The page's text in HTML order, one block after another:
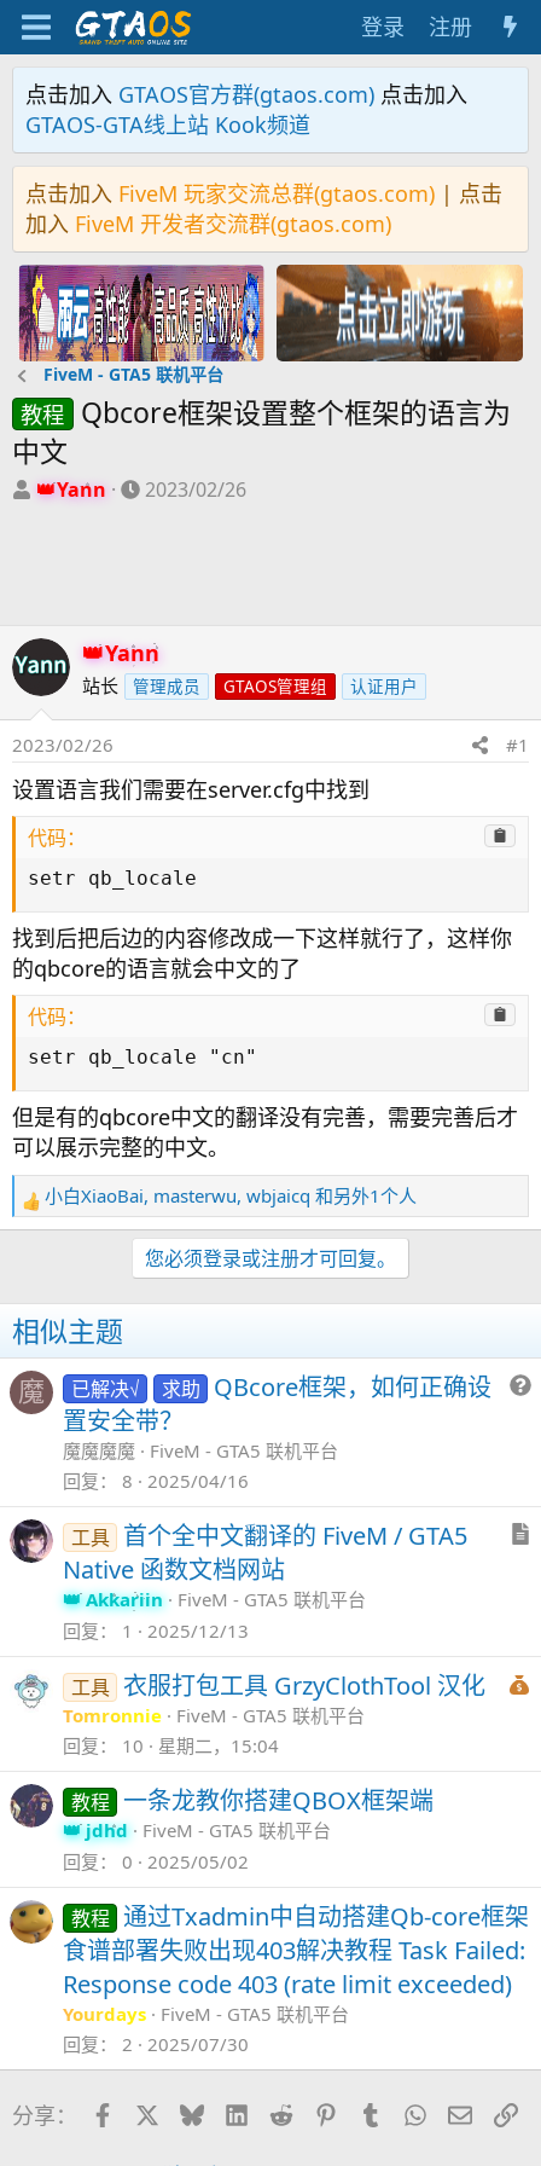
登录 注册
点击加入 GTAOS官方群(gtaos.com) 点击加入
GTAOS-GTA线上站 Kook频道
点击加入 FiveM 玩家交流总群(gtaos.com) | 点击
加入 FiveM 开发者交流群(gtaos.com)
FiveM - GTA5 联机平台
教程 Qbcore框架设置整个框架的语言为
中文
主Yann
开
2023/02/26
Yann
站长 管理成员 GTAOS管理组 认证用户
2023/02/26 #1
设置语言我们需要在server.cfg中找到
代码：
setr qb_locale
找到后把后边的内容修改成一下这样就行了，这样你
的qbcore的语言就会中文的了
代码：
setr qb_locale "cn"
但是有的qbcore中文的翻译没有完善，需要完善后才
可以展示完整的中文。
反
馈
小白XiaoBai, masterwu, wbjaicq 和另外1个人
您必须登录或注册才可回复。
相似主题
魔 已解决√ 求助 QBcore框架，如何正确设
置安全带？
魔魔魔魔
FiveM - GTA5 联机平台
回复
8 2025/04/16
工具 首个全中文翻译的 FiveM / GTA5
Native 函数文档网站
Akkariin
FiveM - GTA5 联机平台
回复
1 2025/12/13
工具 衣服打包工具 GrzyClothTool 汉化
Tomronnie
FiveM - GTA5 联机平台
回复
10 星期二，15:04
教程 一条龙教你搭建QBOX框架端
jdhd
FiveM - GTA5 联机平台
回复
0 2025/05/02
教程 通过Txadmin中自动搭建Qb-core框架
食谱部署失败出现403解决教程 Task Failed:
Response code 403 (rate limit exceeded)
Yourdays
FiveM - GTA5 联机平台
回复
2 2025/07/30
分享： FacebookBlueskyLinkedIn
Reddit PinterestTumblrWhatsApp
邮件